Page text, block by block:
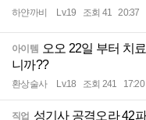
하얀까비 Lv.19 조회 41 20:37
아이템 오오 22일 부터 치
니까??
환상술사 Lv.18 조회 241 17:20
직업 성기사 공격오라 42